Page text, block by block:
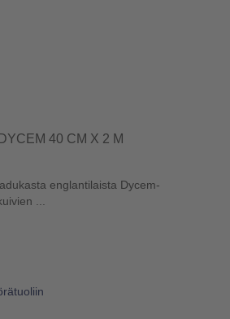
40 CM X 2 M
englantilaista Dycem-
...